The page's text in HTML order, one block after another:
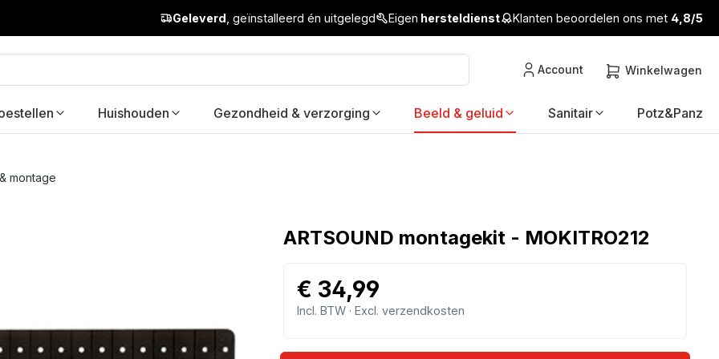
Geleverd , geïnstalleerd én uitgelegd Eigen hersteldienst Klanten beoordelen ons met 4,8/5
Account Winkelwagen
Huishouden Gezondheid & verzorging Beeld & geluid Sanitair Potz&Panz
montage
ARTSOUND montagekit - MOKITRO212
€ 34,99
Incl. BTW · Excl. verzendkosten